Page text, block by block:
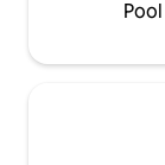
Pool